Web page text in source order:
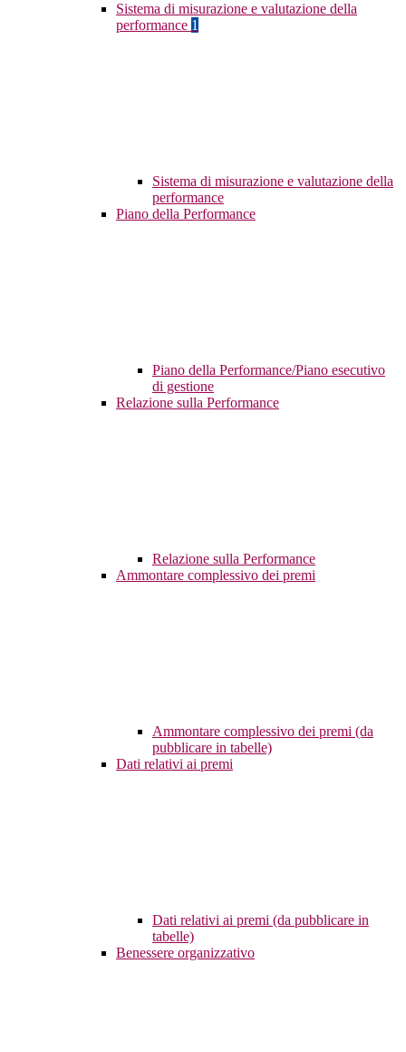
Sistema di misurazione e valutazione della
performance 1
Sistema di misurazione e valutazione della
performance
Piano della Performance
Piano della Performance/Piano esecutivo
di gestione
Relazione sulla Performance
Relazione sulla Performance
Ammontare complessivo dei premi
Ammontare complessivo dei premi (da
pubblicare in tabelle)
Dati relativi ai premi
Dati relativi ai premi (da pubblicare in
tabelle)
Benessere organizzativo